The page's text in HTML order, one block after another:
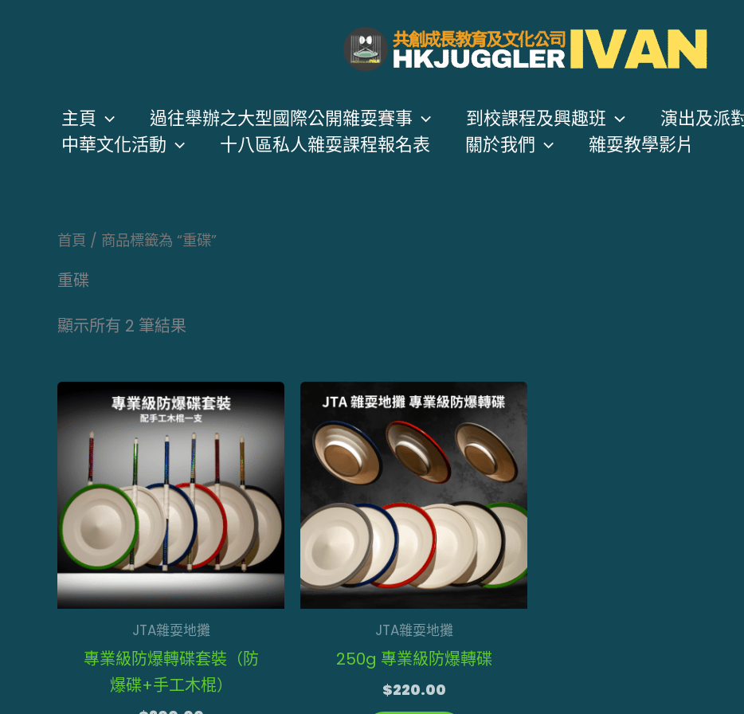
主頁 過往舉辦之大型國際公開雜耍賽事 到校課程及興趣班 演出及派
中華文化活動
十八區私人雜耍課程報名表 關於我們 雜耍教學影片
首頁 / 商品標籤為 “重碟”
重碟
顯示所有 2 筆結果
JTA雜耍地攤
專業級防爆轉碟套裝（防
爆碟+手工木棍）
此
產
有
多
種
款
式。
可
產
品
JTA雜耍地攤
250g 專業級防爆轉碟
$220.00
此
產
品
有
多
種
款
式。
可
產